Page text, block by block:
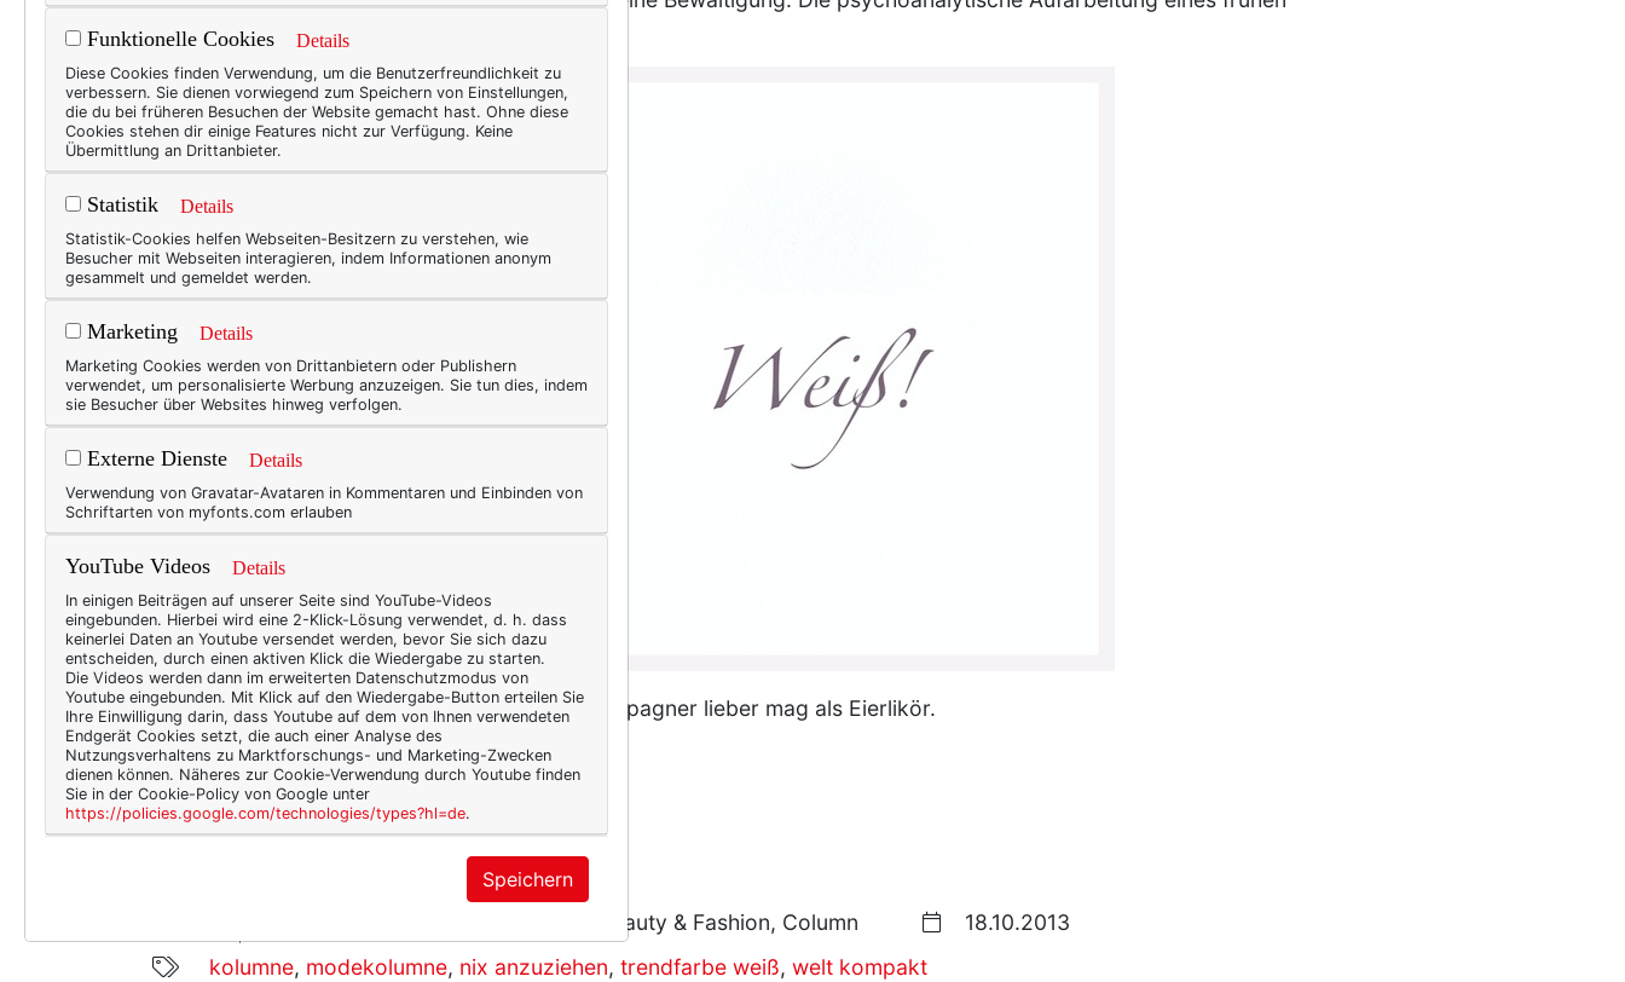
Kindheitstraumas.
Und eine Erklärung, warum ich Champagner lieber mag als Eierlikör.
Aber lies einfach selbst!
Klick!
Beauty & Fashion, Column
18.10.2013
kolumne, modekolumne, nix anzuziehen, trendfarbe weiß, welt kompakt
Funktionelle Cookies Details
Diese Cookies finden Verwendung, um die Benutzerfreundlichkeit zu
verbessern. Sie dienen vorwiegend zum Speichern von Einstellungen,
die du bei früheren Besuchen der Website gemacht hast. Ohne diese
Cookies stehen dir einige Features nicht zur Verfügung. Keine
Übermittlung an Drittanbieter.
Statistik Details
Statistik-Cookies helfen Webseiten-Besitzern zu verstehen, wie
Besucher mit Webseiten interagieren, indem Informationen anonym
gesammelt und gemeldet werden.
Marketing Details
Marketing Cookies werden von Drittanbietern oder Publishern
verwendet, um personalisierte Werbung anzuzeigen. Sie tun dies, indem
sie Besucher über Websites hinweg verfolgen.
Externe Dienste Details
Verwendung von Gravatar-Avataren in Kommentaren und Einbinden von
Schriftarten von myfonts.com erlauben
YouTube Videos Details
In einigen Beiträgen auf unserer Seite sind YouTube-Videos
eingebunden. Hierbei wird eine 2-Klick-Lösung verwendet, d. h. dass
keinerlei Daten an Youtube versendet werden, bevor Sie sich dazu
entscheiden, durch einen aktiven Klick die Wiedergabe zu starten.
Die Videos werden dann im erweiterten Datenschutzmodus von
Youtube eingebunden. Mit Klick auf den Wiedergabe-Button erteilen Sie
Ihre Einwilligung darin, dass Youtube auf dem von Ihnen verwendeten
Endgerät Cookies setzt, die auch einer Analyse des
Nutzungsverhaltens zu Marktforschungs- und Marketing-Zwecken
dienen können. Näheres zur Cookie-Verwendung durch Youtube finden
Sie in der Cookie-Policy von Google unter
https://policies.google.com/technologies/types?hl=de.
Speichern